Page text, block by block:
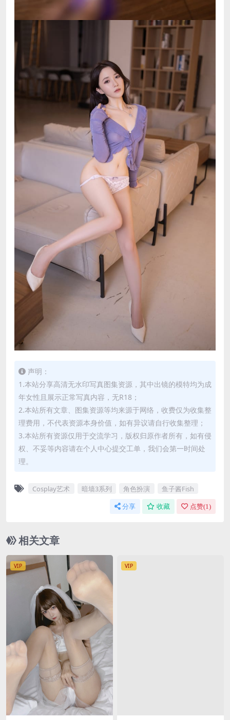
声明：
1.本站分享高清无水印写真图集资源，其中出镜的模特均为成
年女性且展示正常写真内容，无R18；
2.本站所有文章、图集资源等均来源于网络，收费仅为收集整
理费用，不代表资源本身价值，如有异议请自行收集整理；
3.本站所有资源仅用于交流学习，版权归原作者所有，如有侵
权、不妥等内容请在个人中心提交工单，我们会第一时间处
理。
Cosplay艺术 暗墙3系列 角色扮演 鱼子酱Fish
分享 收藏 点赞(1)
相关文章
VIP VIP